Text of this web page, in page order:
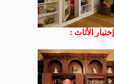
إختيار الأثاث :